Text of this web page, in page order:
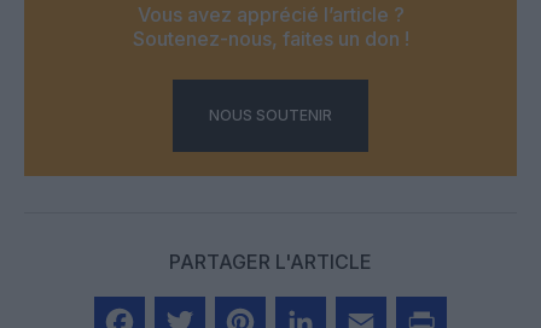
Vous avez apprécié l’article ?
Soutenez-nous, faites un don !
NOUS SOUTENIR
PARTAGER L'ARTICLE